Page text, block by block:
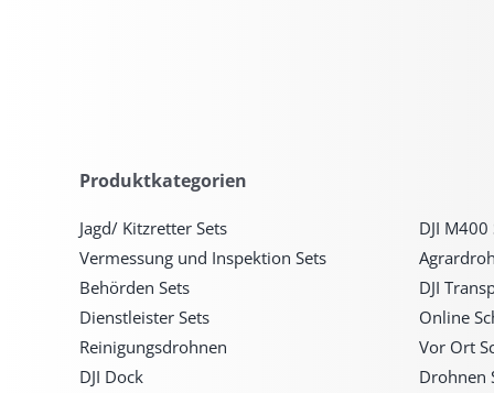
Produktkategorien
Jagd/ Kitzretter Sets
Vermessung und Inspektion Sets
Behörden Sets
Dienstleister Sets
Reinigungsdrohnen
DJI Dock
DJI M400
DJI
Online
Vor Ort
Drohnen